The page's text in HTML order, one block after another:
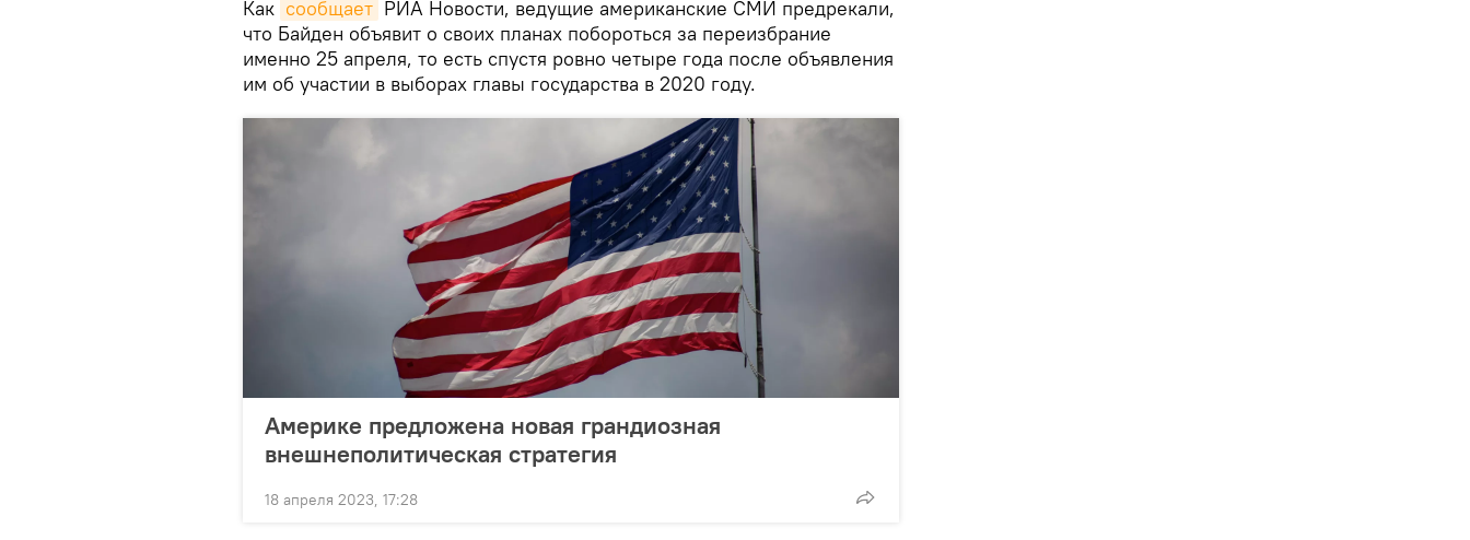
Как сообщает РИА Новости, ведущие американские СМИ предрекали,
что Байден объявит о своих планах побороться за переизбрание
именно 25 апреля, то есть спустя ровно четыре года после объявления
им об участии в выборах главы государства в 2020 году.
Америке предложена новая грандиозная
внешнеполитическая стратегия
18 апреля 2023, 17:28